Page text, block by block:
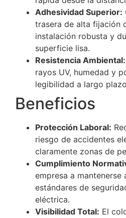
Adhesividad Superior:
trasera de alta fijación
instalación robusta y
superficie lisa.
Resistencia Ambiental:
rayos UV, humedad y
legibilidad a largo
Beneficios
Protección Laboral:
riesgo de accidentes
claramente zonas de
Cumplimiento
empresa a mantenerse
estándares de
eléctrica.
Visibilidad Total: El